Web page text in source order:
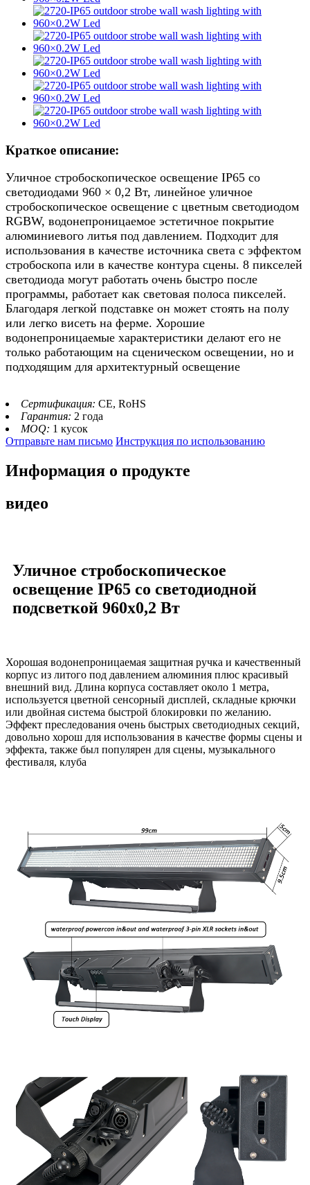
Краткое описание:
Уличное стробоскопическое освещение IP65 со
светодиодами 960 × 0,2 Вт, линейное уличное
стробоскопическое освещение с цветным светодиодом
RGBW, водонепроницаемое эстетичное покрытие
алюминиевого литья под давлением. Подходит для
использования в качестве источника света с эффектом
стробоскопа или в качестве контура сцены. 8 пикселей
светодиода могут работать очень быстро после
программы, работает как световая полоса пикселей.
Благодаря легкой подставке он может стоять на полу
или легко висеть на ферме. Хорошие
водонепроницаемые характеристики делают его не
только работающим на сценическом освещении, но и
подходящим для архитектурный освещение
Сертификация: CE, RoHS
Гарантия: 2 года
MOQ: 1 кусок
Отправьте нам письмо Инструкция по использованию
Информация о продукте
видео
Уличное стробоскопическое
освещение IP65 со светодиодной
подсветкой 960x0,2 Вт
Хорошая водонепроницаемая защитная ручка и качественный
корпус из литого под давлением алюминия плюс красивый
внешний вид. Длина корпуса составляет около 1 метра,
используется цветной сенсорный дисплей, складные крючки
или двойная система быстрой блокировки по желанию.
Эффект преследования очень быстрых светодиодных секций,
довольно хорош для использования в качестве формы сцены и
эффекта, также был популярен для сцены, музыкального
фестиваля, клуба